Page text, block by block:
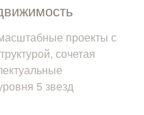
проекты с
сочетая
5 звезд